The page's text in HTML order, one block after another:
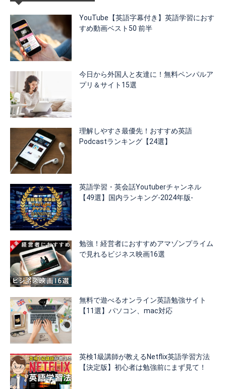
YouTube【英語字幕付き】英語学習におす
すめ動画ベスト50 前半
今日から外国人と友達に！無料ペンパルア
プリ＆サイト15選
理解しやすさ最優先！おすすめ英語
Podcastランキング【24選】
英語学習・英会話Youtuberチャンネル
【49選】国内ランキング-2024年版-
勉強！経営者におすすめアマゾンプライム
で見れるビジネス映画16選
無料で遊べるオンライン英語勉強サイト
【11選】パソコン、mac対応
英検1級講師が教えるNetflix英語学習方法
【決定版】初心者は勉強前にまず見て！